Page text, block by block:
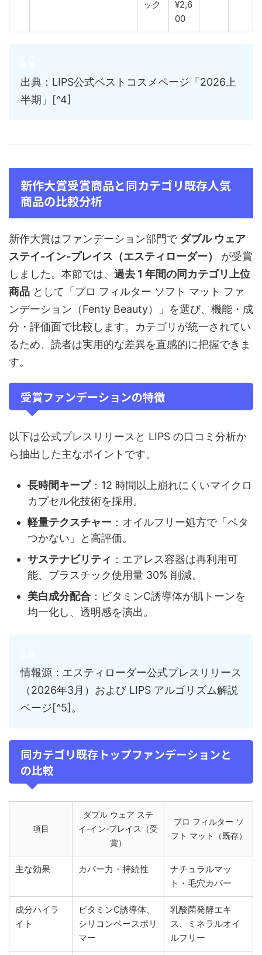
ック
¥2,6
00
出典：LIPS公式ベストコスメページ「2026上
半期」[^4]
新作大賞受賞商品と同カテゴリ既存人気
商品の比較分析
新作大賞はファンデーション部門で ダブル ウェア
ステイ‑イン‑プレイス（エスティローダー）
が受賞
しました。本節では、 過去 1 年間の同カテゴリ上位
商品 として「プロ フィルター ソフト マット ファ
ンデーション（Fenty Beauty）」を選び、機能・成
分・評価面で比較します。カテゴリが統一されてい
るため、読者は実用的な差異を直感的に把握できま
す。
受賞ファンデーションの特徴
以下は公式プレスリリースと LIPS の口コミ分析か
ら抽出した主なポイントです。
長時間キープ：12 時間以上崩れにくいマイクロ
カプセル化技術を採用。
軽量テクスチャー ：オイルフリー処方で「ベタ
つかない」と高評価。
サステナビリティ ：エアレス容器は再利用可
能、プラスチック使用量 30% 削減。
美白成分配合 ：ビタミンC誘導体が肌トーンを
均一化し、透明感を演出。
情報源：エスティローダー公式プレスリリース
（2026年3月）および LIPS アルゴリズム解説
ページ[^5]。
同カテゴリ既存トップファンデーションと
の比較
項目
ダブル ウェア ステ
イ‑イン‑プレイス（受
賞）
プロ フィルター ソ
フト マット（既存）
主な効果 カバー力・持続性
ナチュラルマッ
ト・毛穴カバー
成分ハイラ
イト
ビタミンC誘導体、
シリコンベースポリ
マー
乳酸菌発酵エキ
ス、ミネラルオイ
ルフリー